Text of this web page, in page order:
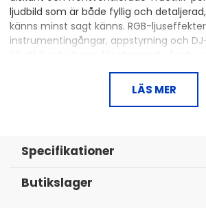
ljudbild som är både fyllig och
känns minst sagt känns. RGB-
instrumentingångar, appstyrning och
Laddtid: ca 2.5 timmar
Max ljudtryck: 110 dB
IPX4-stänkskydd
LÄS MER
Specifikationer
Butikslager